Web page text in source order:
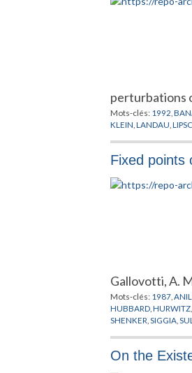
perturbations
Mots-clés: 1992 ,
KLEIN ,LANDAU ,
Fixed points
Gallovotti, A.
Mots-clés: 1987 ,
HUBBARD ,HURWITZ
SHENKER ,SIGGIA ,
On the